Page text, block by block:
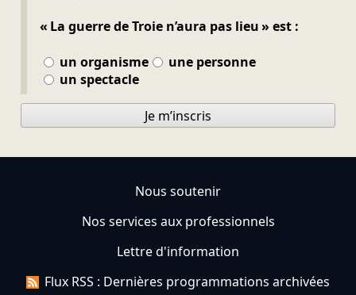
« La guerre de Troie n’aura pas lieu » est :
un organisme
une personne
un spectacle
Je m’inscris
Nous soutenir
Nos services aux professionnels
Lettre d'information
Flux RSS : Dernières programmations archivées